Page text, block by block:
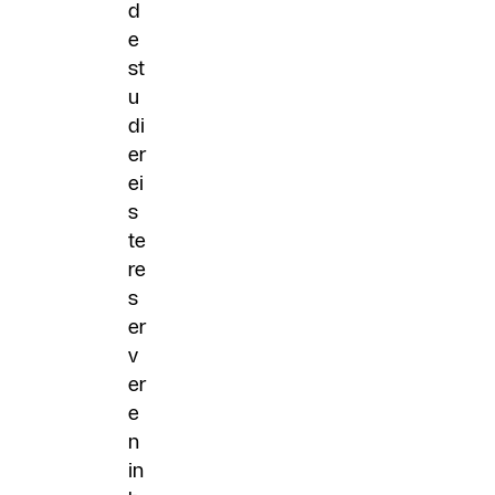
d
e
st
u
di
er
ei
s
te
re
s
er
v
er
e
n
in